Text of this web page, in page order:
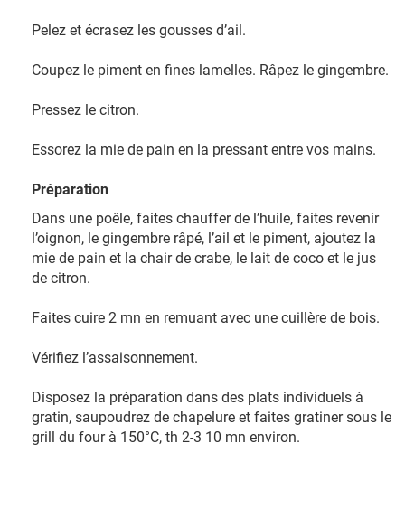
Pelez et écrasez les gousses d’ail.
Coupez le piment en fines lamelles. Râpez le gingembre.
Pressez le citron.
Essorez la mie de pain en la pressant entre vos mains.
Préparation
Dans une poêle, faites chauffer de l’huile, faites revenir
l’oignon, le gingembre râpé, l’ail et le piment, ajoutez la
mie de pain et la chair de crabe, le lait de coco et le jus
de citron.
Faites cuire 2 mn en remuant avec une cuillère de bois.
Vérifiez l’assaisonnement.
Disposez la préparation dans des plats individuels à
gratin, saupoudrez de chapelure et faites gratiner sous le
grill du four à 150°C, th 2-3 10 mn environ.